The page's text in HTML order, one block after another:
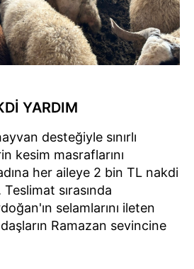
YARDIM
desteğiyle sınırlı
kesim masraflarını
her aileye 2 bin TL nakdi
sırasında
selamlarını ileten
Ramazan sevincine